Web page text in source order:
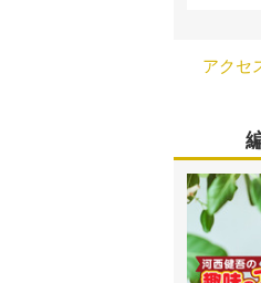
アクセ